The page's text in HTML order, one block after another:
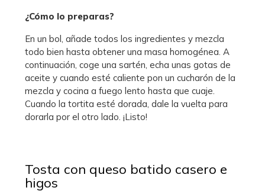
¿Cómo lo preparas?
En un bol, añade todos los ingredientes y mezcla
todo bien hasta obtener una masa homogénea. A
continuación, coge una sartén, echa unas gotas de
aceite y cuando esté caliente pon un cucharón de la
mezcla y cocina a fuego lento hasta que cuaje.
Cuando la tortita esté dorada, dale la vuelta para
dorarla por el otro lado. ¡Listo!
Tosta con queso batido casero e
higos